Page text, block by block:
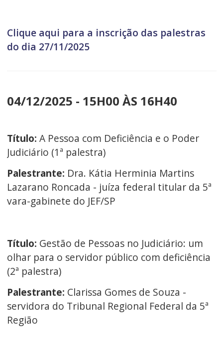
Clique aqui para a inscrição das palestras
do dia 27/11/2025
04/12/2025 - 15H00 ÀS 16H40
Título: A Pessoa com Deficiência e o Poder
Judiciário (1ª palestra)
Palestrante: Dra. Kátia Herminia Martins
Lazarano Roncada - juíza federal titular da 5ª
vara-gabinete do JEF/SP
Título: Gestão de Pessoas no Judiciário: um
olhar para o servidor público com deficiência
(2ª palestra)
Palestrante: Clarissa Gomes de Souza -
servidora do Tribunal Regional Federal da 5ª
Região